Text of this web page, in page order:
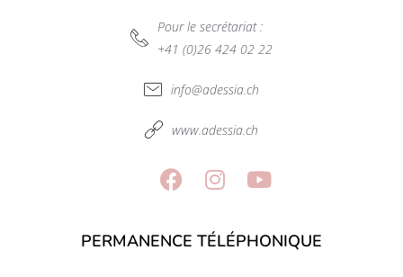
Pour le secrétariat :
+41 (0)26 424 02 22
info@adessia.ch
www.adessia.ch
PERMANENCE TÉLÉPHONIQUE